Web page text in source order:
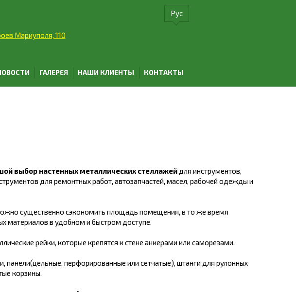
Мариуполя, 110
Рус
ГАЛЕРЕЯ НАШИ КЛИЕНТЫ КОНТАКТЫ
выбор настенных металлических стеллажей для инструментов,
для ремонтных работ, автозапчастей, масел, рабочей одежды и
существенно сэкономить площадь помещения, в то же время
материалов в удобном и быстром доступе.
рейки, которые крепятся к стене анкерами или саморезами.
панели(цельные, перфорированные или сетчатые), штанги для рулонных
корзины.